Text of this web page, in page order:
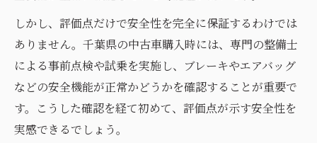
しかし、評価点だけで安全性を完全に保証するわけでは
ありません。千葉県の中古車購入時には、専門の整備士
による事前点検や試乗を実施し、ブレーキやエアバッグ
などの安全機能が正常かどうかを確認することが重要で
す。こうした確認を経て初めて、評価点が示す安全性を
実感できるでしょう。